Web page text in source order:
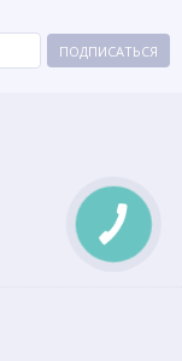
ПОДПИСАТЬСЯ